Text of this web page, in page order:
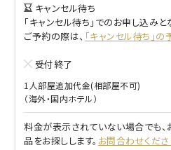
キャンセル待ち
「キャンセル待ち」でのお申し込みと
ご予約の際は、 「キャンセル待ち」
受付終了
1人部屋追加代金(相部屋不可)
（海外・国内ホテル）
料金が表示されていない場合でも
品をお探しします。 お問合わせくださ